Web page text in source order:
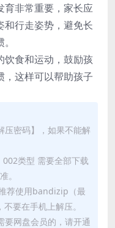
育非常重要，家长应
和行走姿势，避免长
饮食和运动，鼓励孩
，这样可以帮助孩子
压密码】，如果不能解
类型 需要全部下载
。
荐使用bandizip（最
要在手机上解压。
要网盘会员的，请开通